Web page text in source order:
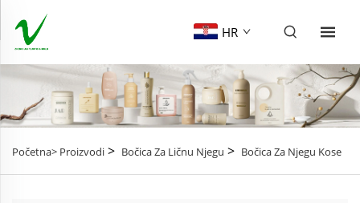
HR
Početna> Proizvodi > Bočica Za Ličnu Njegu > Bočica Za Njegu Kose